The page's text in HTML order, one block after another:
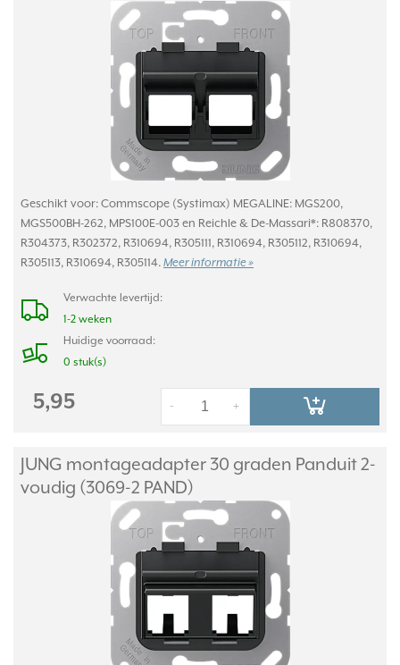
Geschikt voor: Commscope (Systimax) MEGALINE: MGS200,
MGS500BH-262, MPS100E-003 en Reichle & De-Massari*: R808370,
R304373, R302372, R310694, R305111, R310694, R305112, R310694,
R305113, R310694, R305114. Meer informatie »
Verwachte levertijd:
1-2 weken
Huidige voorraad:
0 stuk(s)
5,95 +
-
JUNG montageadapter 30 graden Panduit 2-
voudig (3069-2 PAND)